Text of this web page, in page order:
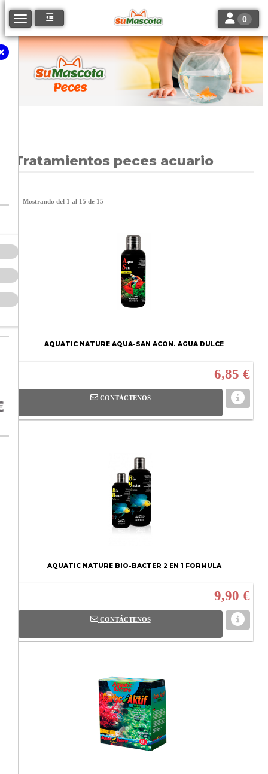
Toggle navigation Toggle
0
Tratamientos peces acuario
Mostrando del 1 al 15 de 15
AQUATIC NATURE AQUA-SAN ACON. AGUA DULCE
6,85 €
CONTÁCTENOS
AQUATIC NATURE BIO-BACTER 2 EN 1 FORMULA
9,90 €
CONTÁCTENOS